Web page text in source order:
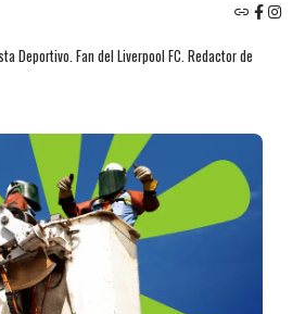
Deportivo. Fan del Liverpool FC. Redactor de